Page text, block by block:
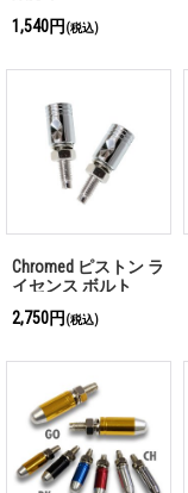
1,540円 (税込)
Chromed ピストン ラ
イセンス ボルト
2,750円 (税込)